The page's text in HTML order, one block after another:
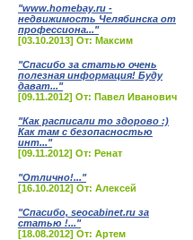
"www.homebay.ru -
недвижимость Челябинска от
профессиона..."
[03.10.2013] От: Максим
"Спасибо за статью очень
полезная информация! Буду
дават..."
[09.11.2012] От: Павел Иванович
"Как расписали то здорово :)
Как там с безопасностью
инт..."
[09.11.2012] От: Ренат
"Отлично!..."
[16.10.2012] От: Алексей
"Спасибо, seocabinet.ru за
статью !..."
[18.08.2012] От: Артем